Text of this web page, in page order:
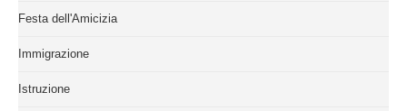
Festa dell'Amicizia
Immigrazione
Istruzione